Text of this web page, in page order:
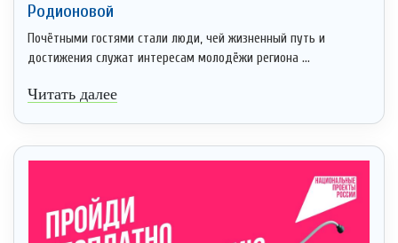
Родионовой
Почётными гостями стали люди, чей жизненный путь и
достижения служат интересам молодёжи региона ...
Читать далее